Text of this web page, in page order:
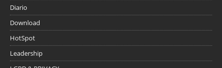
Diario
Download
HotSpot
Leadership